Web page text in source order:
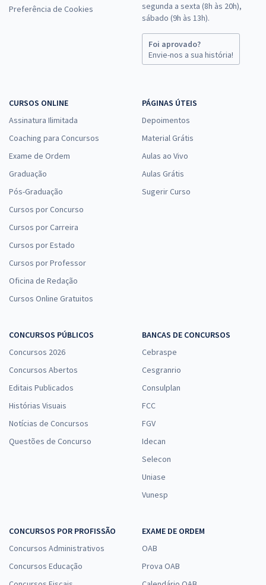
Preferência de Cookies
segunda a sexta (8h às 20h),
sábado (9h às 13h).
Foi aprovado?
Envie-nos a sua história!
CURSOS ONLINE
Assinatura Ilimitada
Coaching para Concursos
Exame de Ordem
Graduação
Pós-Graduação
Cursos por Concurso
Cursos por Carreira
Cursos por Estado
Cursos por Professor
Oficina de Redação
Cursos Online Gratuitos
PÁGINAS ÚTEIS
Depoimentos
Material Grátis
Aulas ao Vivo
Aulas Grátis
Sugerir Curso
CONCURSOS PÚBLICOS
Concursos 2026
Concursos Abertos
Editais Publicados
Histórias Visuais
Notícias de Concursos
Questões de Concurso
BANCAS DE CONCURSOS
Cebraspe
Cesgranrio
Consulplan
FCC
FGV
Idecan
Selecon
Uniase
Vunesp
CONCURSOS POR PROFISSÃO
Concursos Administrativos
Concursos Educação
EXAME DE ORDEM
OAB
Prova OAB